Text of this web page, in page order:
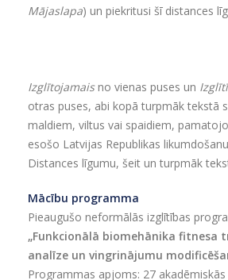
Mājaslapa) un piekritusi šī distances
Izglītojamaisno vienas puses un
otras puses, abi kopā turpmāk tekstā
maldiem, viltus vai spaidiem,
esošo Latvijas Republikas
Distances līgumu, šeit un turpmāk
Mācību programma
Pieaugušo neformālās izglītības
„Funkcionālā biomehānika fitnesa
analīze un vingrinājumu
Programmas apjoms: 27